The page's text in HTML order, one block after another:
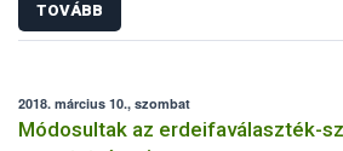
TOVÁBB
2018. március 10., szombat
Módosultak az erdeifaválaszték-